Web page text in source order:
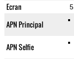
Ecran
APN Principal
APN Selfie